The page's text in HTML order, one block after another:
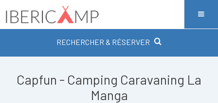
RECHERCHER & RÉSERVER
Capfun - Camping Caravaning La
Manga